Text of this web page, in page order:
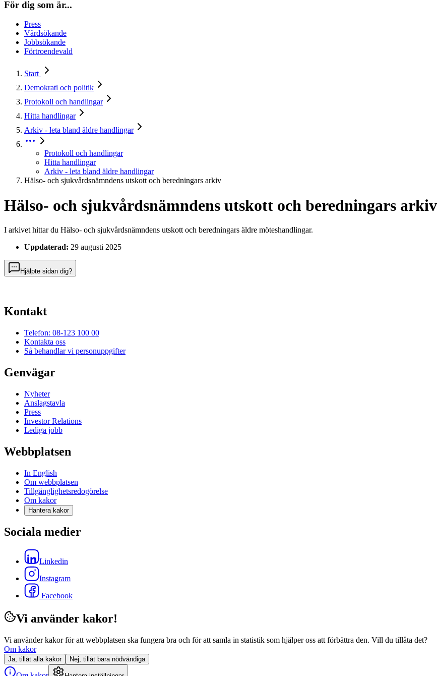
För dig som är...
Press
Vårdsökande
Jobbsökande
Förtroendevald
Start
Demokrati och politik
Protokoll och handlingar
Hitta handlingar
Arkiv - leta bland äldre handlingar
Protokoll och handlingar
Hitta handlingar
Arkiv - leta bland äldre handlingar
Hälso- och sjukvårdsnämndens utskott och beredningars arkiv
Hälso- och sjukvårdsnämndens utskott och beredningars arkiv
I arkivet hittar du Hälso- och sjukvårdsnämndens utskott och beredningars äldre möteshandlingar.
Uppdaterad: 29 augusti 2025
Hjälpte sidan dig?
Kontakt
Telefon: 08-123 100 00
Kontakta oss
Så behandlar vi personuppgifter
Genvägar
Nyheter
Anslagstavla
Press
Investor Relations
Lediga jobb
Webbplatsen
In English
Om webbplatsen
Tillgänglighetsredogörelse
Om kakor
Hantera kakor
Sociala medier
Linkedin
Instagram
Facebook
Vi använder kakor!
Vi använder kakor för att webbplatsen ska fungera bra och för att samla in statistik som hjälper oss att förbättra den. Vill du tillåta det?
Om kakor
Ja, tillåt alla kakor Nej, tillåt bara nödvändiga